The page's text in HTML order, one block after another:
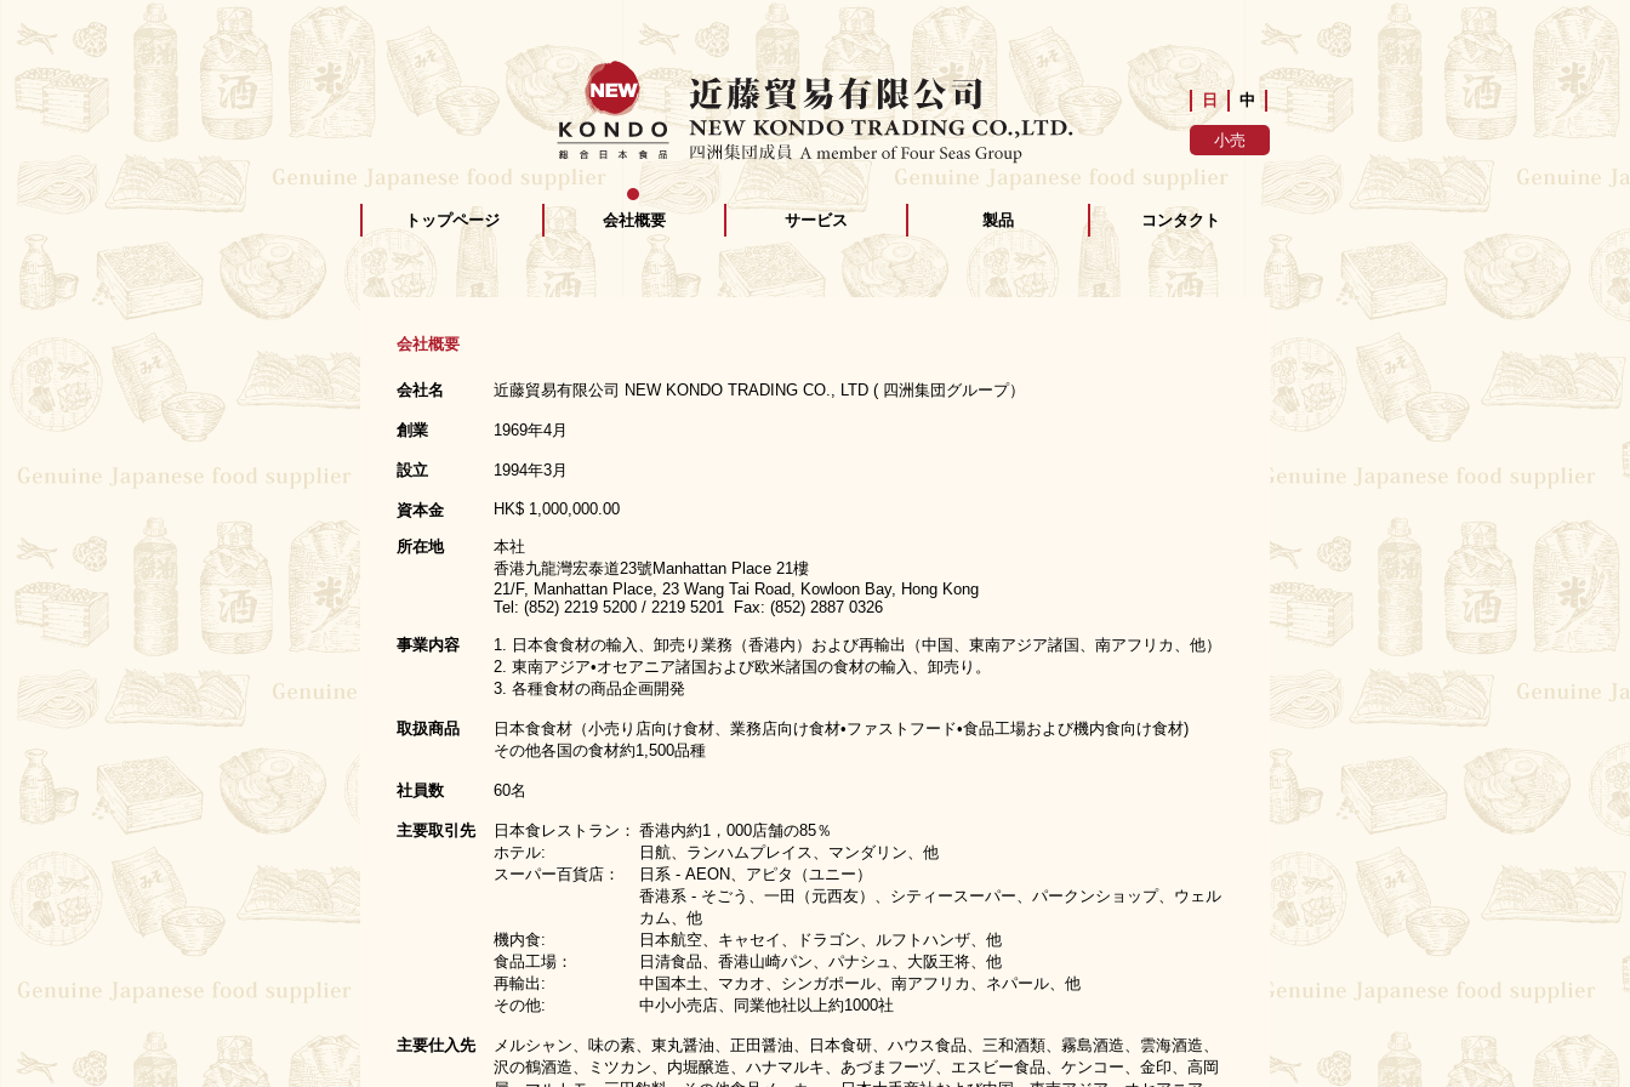
日 中
小売
トップページ 会社概要 サービス 製品 コンタクト
会社概要
会社名 近藤貿易有限公司 NEW KONDO TRADING CO., LTD ( 四洲集団グループ）
創業 1969年4月
設立 1994年3月
資本金 HK$ 1,000,000.00
所在地
本社
香港九龍灣宏泰道23號Manhattan Place 21樓
21/F, Manhattan Place, 23 Wang Tai Road, Kowloon Bay, Hong Kong
Tel: (852) 2219 5200 / 2219 5201 Fax: (852) 2887 0326
事業内容
1. 日本食食材の輸入、卸売り業務（香港内）および再輸出（中国、東南アジア諸国、南アフリカ、他）
2. 東南アジア•オセアニア諸国および欧米諸国の食材の輸入、卸売り。
3. 各種食材の商品企画開発
取扱商品
日本食食材（小売り店向け食材、業務店向け食材•ファストフード•食品工場および機内食向け食材)
その他各国の食材約1,500品種
社員数 60名
主要取引先 日本食レストラン： 香港内約1，000店舗の85％
ホテル:
日航、ランハムプレイス、マンダリン、他
スーパー百貨店：
日系 - AEON、アピタ（ユニー）
香港系 - そごう、一田（元西友）、シティースーパー、パークンショップ、ウェル
カム、他
機内食:
日本航空、キャセイ、ドラゴン、ルフトハンザ、他
食品工場：
日清食品、香港山崎パン、パナシュ、大阪王将、他
再輸出:
中国本土、マカオ、シンガポール、南アフリカ、ネパール、他
その他:
中小小売店、同業他社以上約1000社
主要仕入先
メルシャン、味の素、東丸醤油、正田醤油、日本食研、ハウス食品、三和酒類、霧島酒造、雲海酒造、
沢の鶴酒造、ミツカン、内堀醸造、ハナマルキ、あづまフーヅ、エスビー食品、ケンコー、金印、高岡